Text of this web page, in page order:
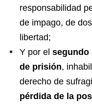
responsabilidad
de impago, de
libertad;
Y por el segundo
de prisión,
derecho de
pérdida de la